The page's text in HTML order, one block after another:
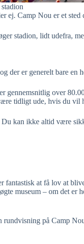
ej. Camp Nou er et
stadion, lidt udefra,
der er generelt bare en
over
tidligt ude, hvis du vil
kan ikke altid være
fantastisk at få lov at
museum – om det
rundvisning på Camp